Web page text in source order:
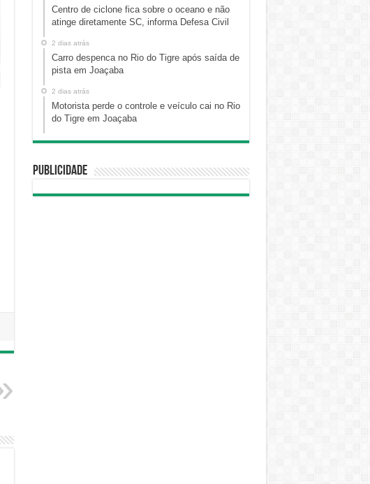
Centro de ciclone fica sobre o oceano e não
atinge diretamente SC, informa Defesa Civil
2 dias atrás
Carro despenca no Rio do Tigre após saída de
pista em Joaçaba
2 dias atrás
Motorista perde o controle e veículo cai no Rio
do Tigre em Joaçaba
Publicidade